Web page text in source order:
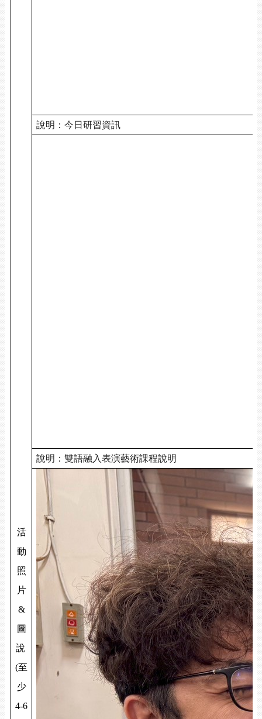
活
動
照
片
&
圖
說
(至
少
4-6
說明：今日研習資訊
說明：雙語融入表演藝術課程說明